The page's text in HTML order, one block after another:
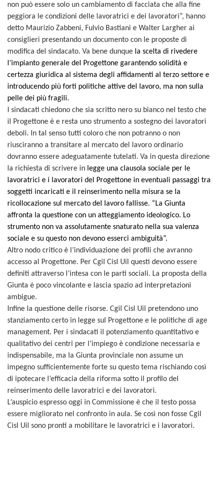
non può essere solo un cambiamento di facciata che alla fine
peggiora le condizioni delle lavoratrici e dei lavoratori”, hanno
detto Maurizio Zabbeni, Fulvio Bastiani e Walter Largher ai
consiglieri presentando un documento con le proposte di
modifica del sindacato. Va bene dunque la scelta di rivedere
l’impianto generale del Progettone garantendo solidità e
certezza giuridica al sistema degli affidamenti al terzo settore e
introducendo più forti politiche attive del lavoro, ma non sulla
pelle dei più fragili.
I sindacati chiedono che sia scritto nero su bianco nel testo che
il Progettone è e resta uno strumento a sostegno dei lavoratori
deboli. In tal senso tutti coloro che non potranno o non
riusciranno a transitare al mercato del lavoro ordinario
dovranno essere adeguatamente tutelati. Va in questa direzione
la richiesta di scrivere in legge una clausola sociale per le
lavoratrici e i lavoratori del Progettone in eventuali passaggi tra
soggetti incaricati e il reinserimento nella misura se la
ricollocazione sul mercato del lavoro fallisse. “La Giunta
affronta la questione con un atteggiamento ideologico. Lo
strumento non va assolutamente snaturato nella sua valenza
sociale e su questo non devono esserci ambiguità”.
Altro nodo critico è l’individuazione dei profili che avranno
accesso al Progettone. Per Cgil Cisl Uil questi devono essere
definiti attraverso l’intesa con le parti sociali. La proposta della
Giunta è poco vincolante e lascia spazio ad interpretazioni
ambigue.
Infine la questione delle risorse. Cgil Cisl Uil pretendono uno
stanziamento certo in legge sul Progettone e le politiche di age
management. Per i sindacati il potenziamento quantitativo e
qualitativo dei centri per l’impiego è condizione necessaria e
indispensabile, ma la Giunta provinciale non assume un
impegno sufficientemente forte su questo tema rischiando così
di ipotecare l’efficacia della riforma sotto il profilo del
reinserimento delle lavoratrici e dei lavoratori.
L’auspicio espresso oggi in Commissione è che il testo possa
essere migliorato nel confronto in aula. Se così non fosse Cgil
Cisl Uil sono pronti a mobilitare le lavoratrici e i lavoratori.